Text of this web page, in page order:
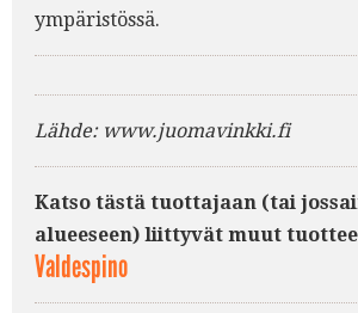
ympäristössä.
Lähde: www.juomavinkki.fi
Katso tästä tuottajaan (tai
alueeseen) liittyvät muut
Valdespino